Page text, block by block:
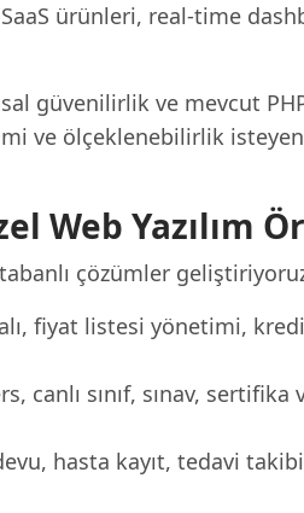
ürünleri, real-time
güvenilirlik ve mevcut
ve ölçeklenebilirlik
Web Yazılım
çözümler
fiyat listesi yönetimi,
canlı sınıf, sınav,
hasta kayıt, tedavi